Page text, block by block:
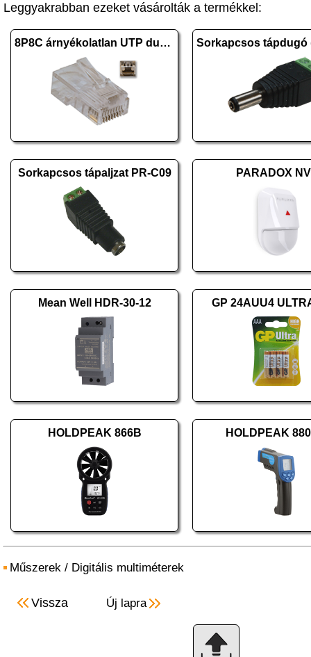
Leggyakrabban ezeket vásárolták a termékkel:
8P8C árnyékolatlan UTP dugasz CAT.5 tömör
Sorkapcsos tápaljzat PR-C09 PARADOX
Mean Well HDR-30-12 GP 24AUU4
HOLDPEAK 866B HOLDPEAK
Műszerek / Digitális multiméterek
Vissza Új lapra